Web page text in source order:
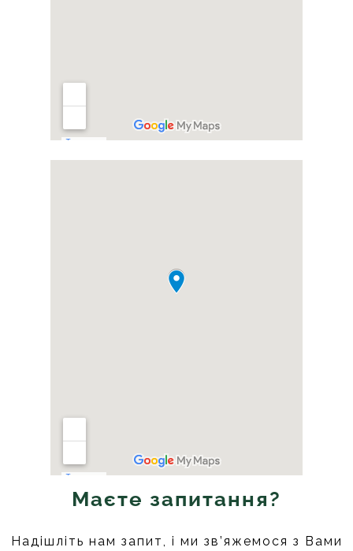
Маєте запитання?
Надішліть нам запит, і ми зв’яжемося з Вами